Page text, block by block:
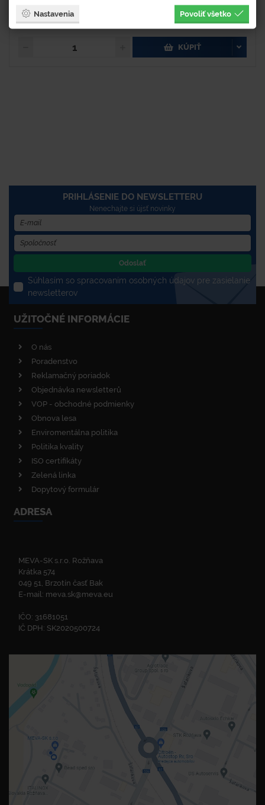
7 €
8,61 € s DPH
KÚPIŤ
PRIHLÁSENIE DO NEWSLETTERU
Nenechajte si újsť novinky
Odoslať
Súhlasím so spracovaním osobných údajov pre zasielanie
newsletterov
UŽITOČNÉ INFORMÁCIE
O nás
Poradenstvo
Reklamačný poriadok
Objednávka newsletterů
VOP - obchodné podmienky
Obnova lesa
Enviromentálna politika
Politika kvality
ISO certifikáty
Zelená linka
Dopytový formulár
ADRESA
MEVA-SK s.r.o. Rožňava
Krátka 574
049 51, Brzotín časť Bak
E-mail: meva.sk@meva.eu
IČO: 31681051
IČ DPH: SK2020500724
Nastavenia Povoliť všetko